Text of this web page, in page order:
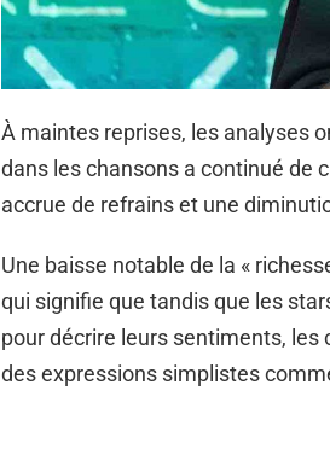
À maintes reprises, les analyses
dans les chansons a continué de
accrue de refrains et une
Une baisse notable de la «
qui signifie que tandis que les
pour décrire leurs sentiments,
des expressions simplistes